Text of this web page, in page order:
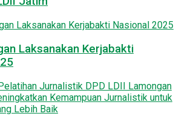
Laksanakan Kerjabakti